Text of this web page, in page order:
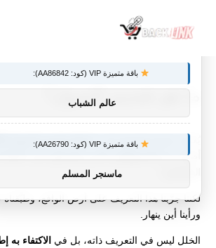
ما هو تقسيم السوق؟
يُعرَّف تقسيم السوق بأنه:“عملية تقسيم السوق
أصغر، من المستهلكين الذين يشتركون في
لكننا جرَّبنا هذا التعريف على أرض الواقع،
ورأينا أين ينهار.
الخلل ليس في التعريف ذاته، بل في الاكتفاء به
توصيات :
باقة متميزة VIP (كود: AA86842):
عالم الشباب
باقة متميزة VIP (كود: AA26790):
ماسنجر المسلم